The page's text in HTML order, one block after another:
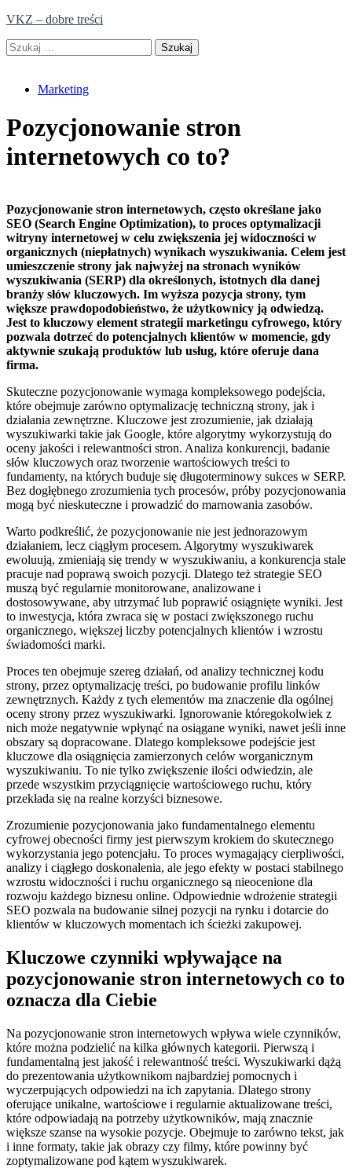
Skip
content
VKZ – dobre treści
Szukaj:
Marketing
Pozycjonowanie stron
internetowych co to?
Pozycjonowanie stron internetowych, często określane jako
SEO (Search Engine Optimization), to proces optymalizacji
witryny internetowej w celu zwiększenia jej widoczności w
organicznych (niepłatnych) wynikach wyszukiwania. Celem jest
umieszczenie strony jak najwyżej na stronach wyników
wyszukiwania (SERP) dla określonych, istotnych dla danej
branży słów kluczowych. Im wyższa pozycja strony, tym
większe prawdopodobieństwo, że użytkownicy ją odwiedzą.
Jest to kluczowy element strategii marketingu cyfrowego, który
pozwala dotrzeć do potencjalnych klientów w momencie, gdy
aktywnie szukają produktów lub usług, które oferuje dana
firma.
Skuteczne pozycjonowanie wymaga kompleksowego podejścia,
które obejmuje zarówno optymalizację techniczną strony, jak i
działania zewnętrzne. Kluczowe jest zrozumienie, jak działają
wyszukiwarki takie jak Google, które algorytmy wykorzystują do
oceny jakości i relewantności stron. Analiza konkurencji, badanie
słów kluczowych oraz tworzenie wartościowych treści to
fundamenty, na których buduje się długoterminowy sukces w SERP.
Bez dogłębnego zrozumienia tych procesów, próby pozycjonowania
mogą być nieskuteczne i prowadzić do marnowania zasobów.
Warto podkreślić, że pozycjonowanie nie jest jednorazowym
działaniem, lecz ciągłym procesem. Algorytmy wyszukiwarek
ewoluują, zmieniają się trendy w wyszukiwaniu, a konkurencja stale
pracuje nad poprawą swoich pozycji. Dlatego też strategie SEO
muszą być regularnie monitorowane, analizowane i
dostosowywane, aby utrzymać lub poprawić osiągnięte wyniki. Jest
to inwestycja, która zwraca się w postaci zwiększonego ruchu
organicznego, większej liczby potencjalnych klientów i wzrostu
świadomości marki.
Proces ten obejmuje szereg działań, od analizy technicznej kodu
strony, przez optymalizację treści, po budowanie profilu linków
zewnętrznych. Każdy z tych elementów ma znaczenie dla ogólnej
oceny strony przez wyszukiwarki. Ignorowanie któregokolwiek z
nich może negatywnie wpłynąć na osiągane wyniki, nawet jeśli inne
obszary są dopracowane. Dlatego kompleksowe podejście jest
kluczowe dla osiągnięcia zamierzonych celów worganicznym
wyszukiwaniu. To nie tylko zwiększenie ilości odwiedzin, ale
przede wszystkim przyciągnięcie wartościowego ruchu, który
przekłada się na realne korzyści biznesowe.
Zrozumienie pozycjonowania jako fundamentalnego elementu
cyfrowej obecności firmy jest pierwszym krokiem do skutecznego
wykorzystania jego potencjału. To proces wymagający cierpliwości,
analizy i ciągłego doskonalenia, ale jego efekty w postaci stabilnego
wzrostu widoczności i ruchu organicznego są nieocenione dla
rozwoju każdego biznesu online. Odpowiednie wdrożenie strategii
SEO pozwala na budowanie silnej pozycji na rynku i dotarcie do
klientów w kluczowych momentach ich ścieżki zakupowej.
Kluczowe czynniki wpływające na
pozycjonowanie stron internetowych co to
oznacza dla Ciebie
Na pozycjonowanie stron internetowych wpływa wiele czynników,
które można podzielić na kilka głównych kategorii. Pierwszą i
fundamentalną jest jakość i relewantność treści. Wyszukiwarki dążą
do prezentowania użytkownikom najbardziej pomocnych i
wyczerpujących odpowiedzi na ich zapytania. Dlatego strony
oferujące unikalne, wartościowe i regularnie aktualizowane treści,
które odpowiadają na potrzeby użytkowników, mają znacznie
większe szanse na wysokie pozycje. Obejmuje to zarówno tekst, jak
i inne formaty, takie jak obrazy czy filmy, które powinny być
zoptymalizowane pod kątem wyszukiwarek.